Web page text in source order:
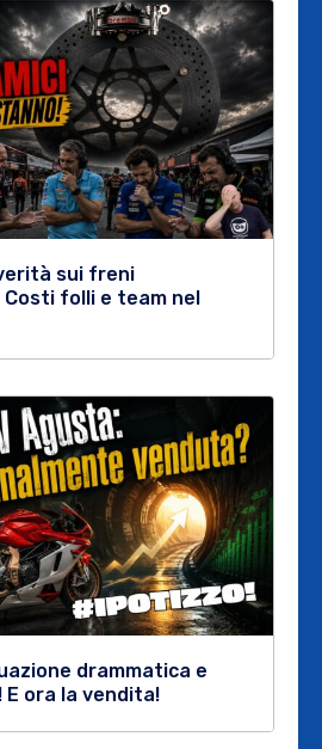
sui freni
folli e team nel
drammatica e
E ora la vendita!